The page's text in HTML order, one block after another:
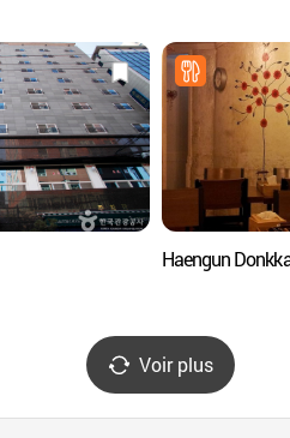
Haengun
Voir plus